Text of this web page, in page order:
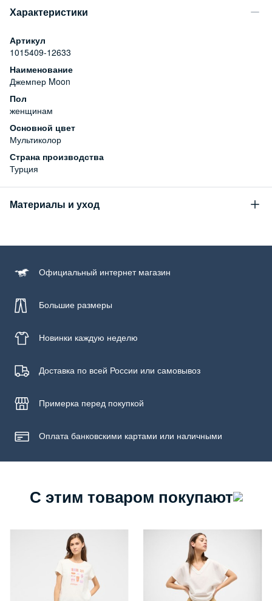
Характеристики
Артикул
1015409-12633
Наименование
Джемпер Moon
Пол
женщинам
Основной цвет
Мультиколор
Страна производства
Турция
Материалы и уход
55% акрил, 24% шерсть, 19% полиэстер, 2% эластан
Бережная стирка при температуре не более 30С, химчистка
запрещена
Официальный интернет магазин
Большие размеры
Новинки каждую неделю
Доставка по всей России или самовывоз
Примерка перед покупкой
Оплата банковскими картами или наличными
С этим товаром покупают